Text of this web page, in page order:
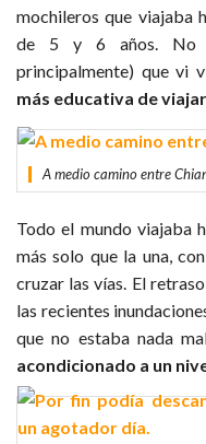
mochileros que viajaba
de 5 y 6 años. No
principalmente) que vi
más educativa de
A medio camino entre
Todo el mundo viajaba
más solo que la una,
cruzar las vías. El
las recientes
que no estaba nada
acondicionado a un